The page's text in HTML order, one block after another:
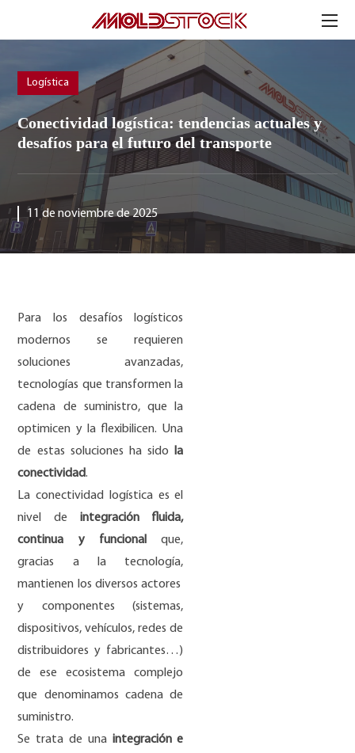
Logística
Conectividad logística: tendencias actuales y
desafíos para el futuro del transporte
11 de noviembre de 2025
Para los desafíos logísticos
modernos se requieren
soluciones avanzadas,
tecnologías que transformen la
cadena de suministro, que la
optimicen y la flexibilicen. Una
de estas soluciones ha sido
la
conectividad.
La conectividad logística es el
nivel de integración fluida,
continua y funcional
que,
gracias a la tecnología,
mantienen los diversos actores
y componentes (sistemas,
dispositivos, vehículos, redes de
distribuidores y fabricantes…)
de ese ecosistema complejo
que denominamos cadena de
suministro.
Se trata de una integración e